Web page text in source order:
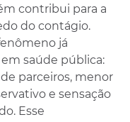
contribui para a
do contágio.
já
saúde pública:
parceiros, menor
e sensação
Esse